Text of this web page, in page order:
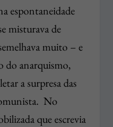
espontaneidade
misturava de
muito – e
do anarquismo,
a surpresa das
No
que escrevia